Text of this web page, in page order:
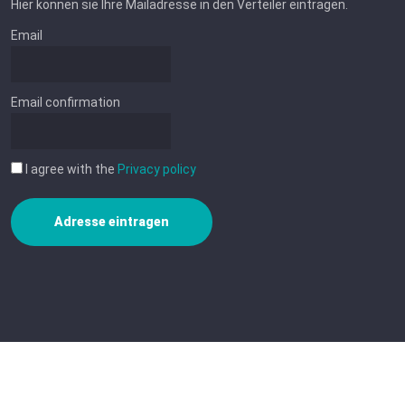
Hier können sie Ihre Mailadresse in den Verteiler eintragen.
Email
Email confirmation
I agree with the Privacy policy
Adresse eintragen